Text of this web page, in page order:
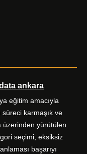
ankara
eğitim amacıyla
karmaşık ve
üzerinden yürütülen
seçimi, eksiksiz
başarıyı